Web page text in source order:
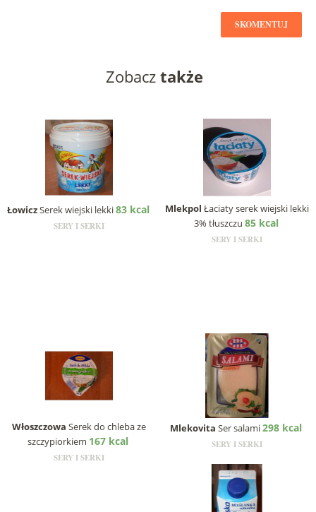
SKOMENTUJ
Zobacz także
ŁowiczSerek wiejski lekki83 kcal
SERY I SERKI
Mlekpol Łaciaty serek wiejski lekki
3% tłuszczu 85 kcal
SERY I SERKI
Włoszczowa Serek do chleba ze
szczypiorkiem 167 kcal
SERY I SERKI
Mlekovita Ser salami298 kcal
SERY I SERKI